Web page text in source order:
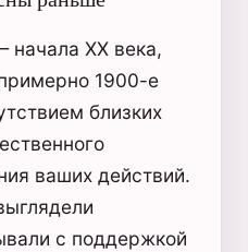
начала XX века,
1900-е
близких
ваших действий.
с поддержкой